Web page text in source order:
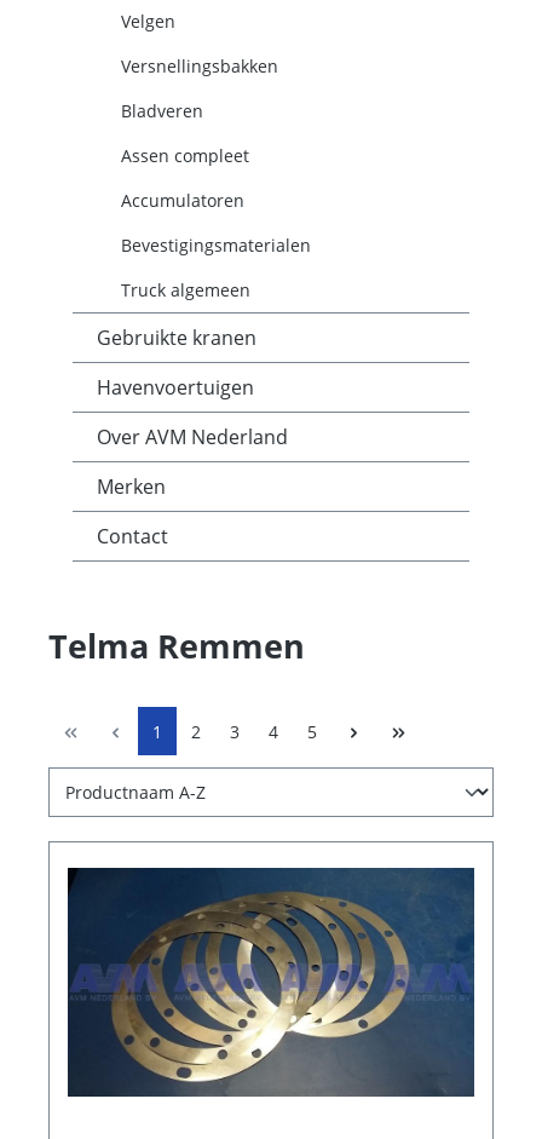
Velgen
Versnellingsbakken
Bladveren
Assen compleet
Accumulatoren
Bevestigingsmaterialen
Truck algemeen
Gebruikte kranen
Havenvoertuigen
Over AVM Nederland
Merken
Contact
Telma Remmen
1 2 3 4 5